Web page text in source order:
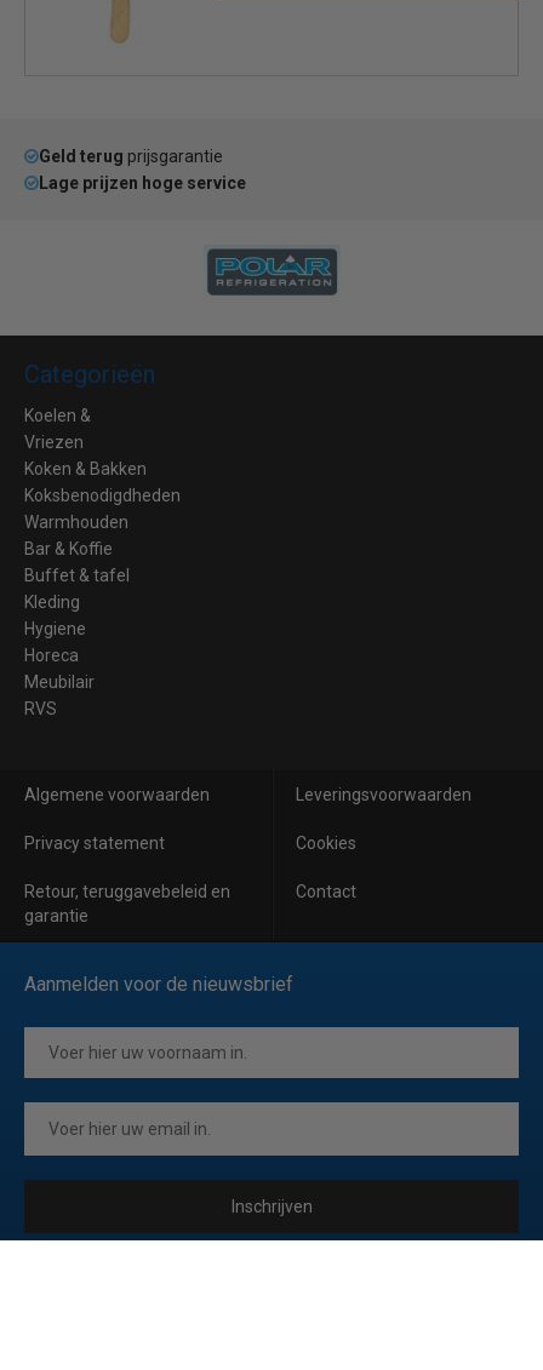
Geld terug prijsgarantie
Lage prijzen hoge service
Categorieën
Koelen &
Vriezen
Koken & Bakken
Koksbenodigdheden
Warmhouden
Bar & Koffie
Buffet & tafel
Kleding
Hygiene
Horeca
Meubilair
RVS
Algemene voorwaarden Leveringsvoorwaarden
Privacy statement Cookies
Retour, teruggavebeleid en
garantie
Contact
Aanmelden voor de nieuwsbrief
Inschrijven